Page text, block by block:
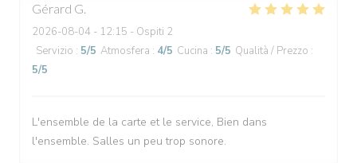
Gérard G
2026-08-04 - 12:15 - Ospiti 2
Servizio : 5/5 Atmosfera : 4/5 Cucina : 5/5 Qualità / Prezzo :
5/5
L'ensemble de la carte et le service, Bien dans
l'ensemble. Salles un peu trop sonore.